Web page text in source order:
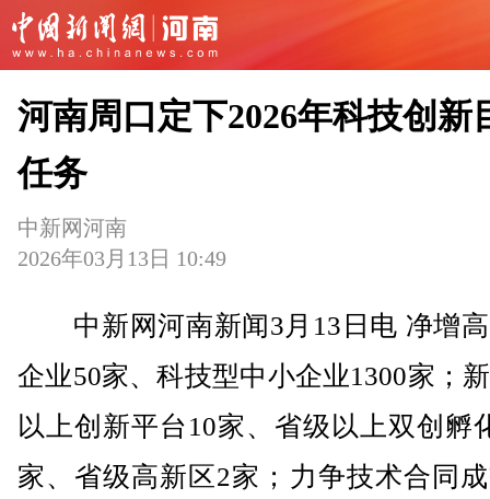
河南周口定下2026年科技创新
任务
中新网河南
2026年03月13日 10:49
中新网河南新闻3月13日电 净增高
企业50家、科技型中小企业1300家；
以上创新平台10家、省级以上双创孵
家、省级高新区2家；力争技术合同